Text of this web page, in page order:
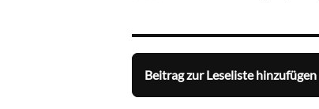
Beitrag zur Leseliste hinzufügen